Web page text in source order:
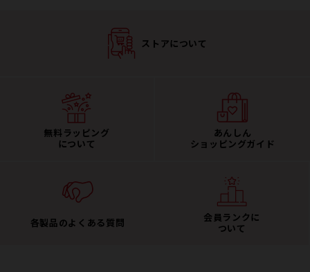
ストアについて
無料ラッピング
について
あんしん
ショッピングガイド
各製品のよくある質問
会員ランクに
ついて